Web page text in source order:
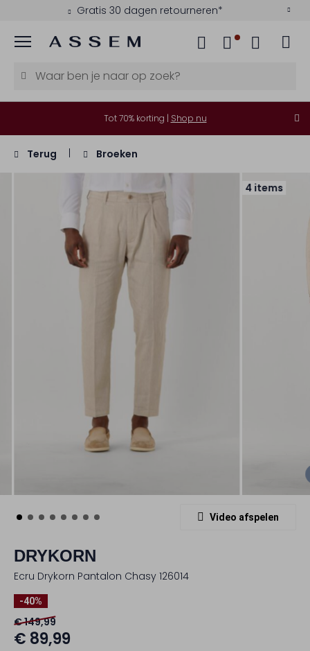
Gratis 30 dagen retourneren*
Menu
Tot 70% korting | Shop nu
Terug Broeken
4 items
Video afspelen
DRYKORN
Ecru Drykorn Pantalon Chasy 126014
-40%
€ 149,99
€ 89,99